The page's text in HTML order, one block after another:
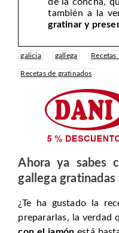
también a la
gratinar y
galicia gallega
Recetas de gratinados
Ahora ya sabes
gallega gratinadas
¿Te ha gustado la
prepararlas, la verdad